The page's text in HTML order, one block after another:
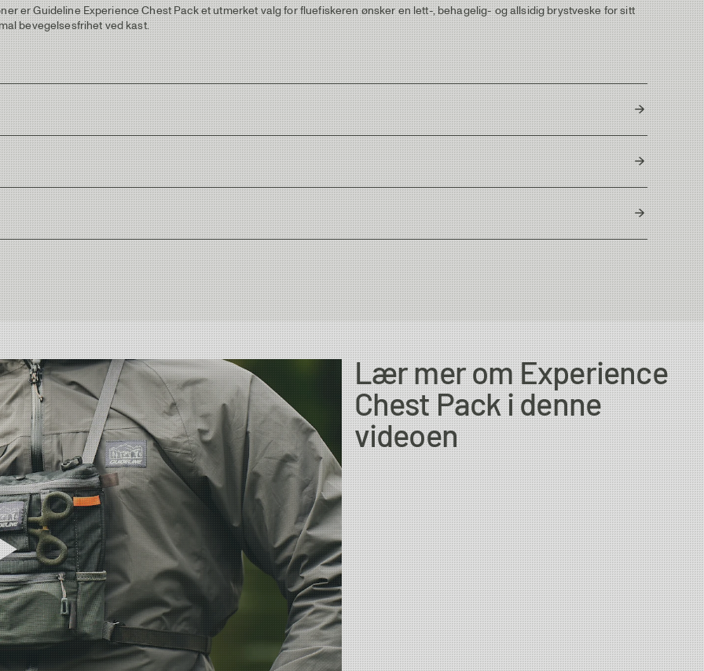
er Guideline Experience Chest Pack et utmerket valg for fluefiskeren ønsker en lett-, behagelig- og allsidig brystveske for sitt
bevegelsesfrihet ved kast.
mesh.
kroppen.
YKK Zipper
Graphite
215g - 7,58oz straps included
Vietnam
er produsert i henhold til strenge sikkerhets- og miljøkrav. De bruker kun godkjente kjemikalier på en ressurseffektiv måte,
på mennesker og miljø.
bevisst tilsatt PFAS.
er vitenskapelig testet for innhold av skadelige stoffer og er et bedre og sikrere valg for helsen din.
materialer, se høydepunkter for mer info.
Lær mer om Experience
Chest Pack i denne
videoen